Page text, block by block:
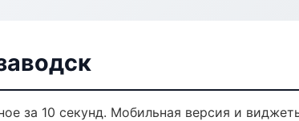
за 10 секунд. Мобильная версия и